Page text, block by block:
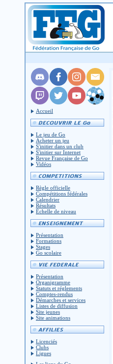
Accueil
Le jeu de Go
Acheter un jeu
S'initier dans un club
S'initier sur Internet
Revue Française de Go
Vidéos
Règle officielle
Compétitions fédérales
Calendrier
Résultats
Échelle de niveau
Présentation
Formations
Stages
Go scolaire
Présentation
Organigramme
Statuts et réglements
Comptes-rendus
Démarches et services
Listes de diffusion
Site jeunes
Site animations
Licenciés
Clubs
Ligues